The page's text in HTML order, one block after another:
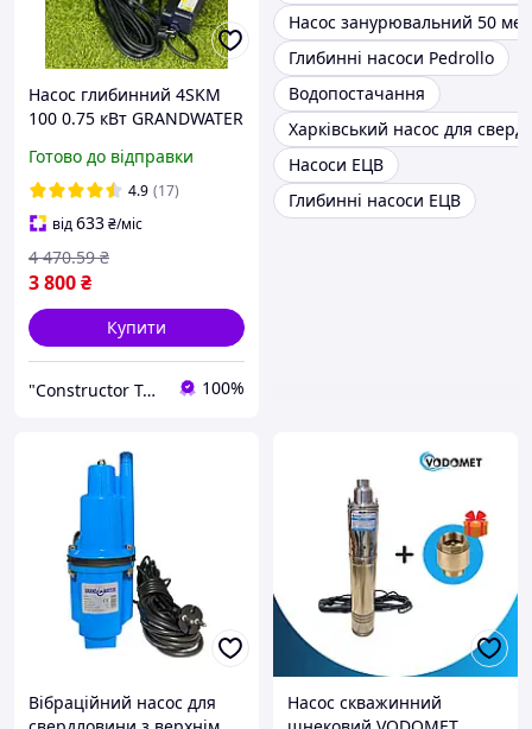
Насос глибинний 4SKM
100 0.75 кВт GRANDWATER
водяний вихровий насос
Готово до відправки
4.9 (17)
від633₴/міс
3 800₴
4 470.59 ₴
Купити
"Constructor Tepla" Конструктор Тепла 100%
Насос занурювальний 50
Глибинні насоси Pedrollo
Водопостачання
Харківський насос для
Насоси ЕЦВ
Глибинні насоси ЕЦВ
Вібраційний насос для
Насос скважинний